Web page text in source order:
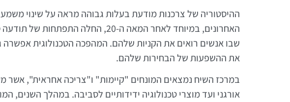
ההיסטוריה של צרכנות מודעת בעלות גבוהה מראה על שינוי
האחרונים, במיוחד לאחר המאה ה-20,
שבו אנשים רואים את הקניות שלהם. המהפכה הטכנולוגית אפשרה
את ההשפעות של הבחירות שלהם.
במרכז השיח נמצאים המונחים "קיימות" ו"צריכה אחראית", אשר
אורגני ועד מוצרי טכנולוגיה ידידותיים לסביבה. במהלך השנים,